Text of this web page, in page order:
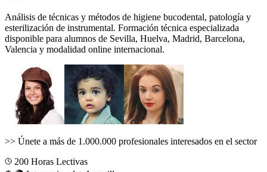
Análisis de técnicas y métodos de higiene bucodental, patología y
esterilización de instrumental. Formación técnica especializada
disponible para alumnos de Sevilla, Huelva, Madrid, Barcelona,
Valencia y modalidad online internacional.
>> Únete a más de 1.000.000 profesionales interesados en el sector
200 Horas Lectivas